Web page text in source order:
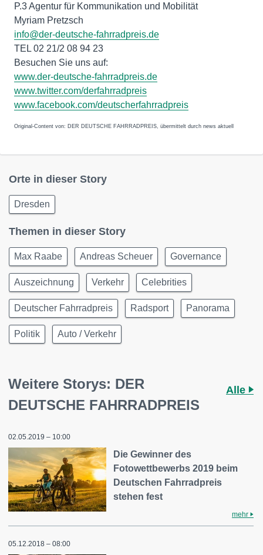
P.3 Agentur für Kommunikation und Mobilität
Myriam Pretzsch
info@der-deutsche-fahrradpreis.de
TEL 02 21/2 08 94 23
Besuchen Sie uns auf:
www.der-deutsche-fahrradpreis.de
www.twitter.com/derfahrradpreis
www.facebook.com/deutscherfahrradpreis
Original-Content von: DER DEUTSCHE FAHRRADPREIS, übermittelt durch news aktuell
Orte in dieser Story
Dresden
Themen in dieser Story
Max Raabe Andreas Scheuer Governance
Auszeichnung Verkehr Celebrities
Deutscher Fahrradpreis Radsport Panorama
Politik Auto / Verkehr
Weitere Storys: DER
DEUTSCHE FAHRRADPREIS
Alle
02.05.2019 – 10:00
Die Gewinner des
Fotowettbewerbs 2019 beim
Deutschen Fahrradpreis
stehen fest
mehr
05.12.2018 – 08:00